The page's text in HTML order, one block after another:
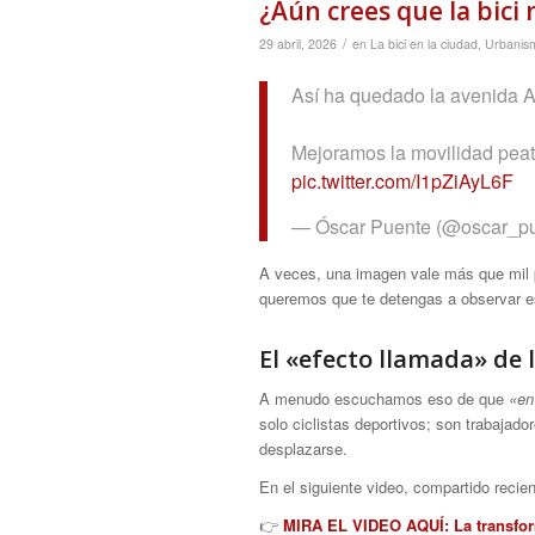
¿Aún crees que la
29 abril, 2026 / en La bici en la ciudad
Así ha quedado la avenida
Mejoramos la movilidad
pic.twitter.com/I1pZiAyL6F
— Óscar Puente
A veces, una imagen vale más que
queremos que te detengas a observar
El «efecto llamada»
A menudo escuchamos eso de que
solo ciclistas deportivos; son
desplazarse.
En el siguiente video, compartido
👉 MIRA EL VIDEO AQUÍ: La